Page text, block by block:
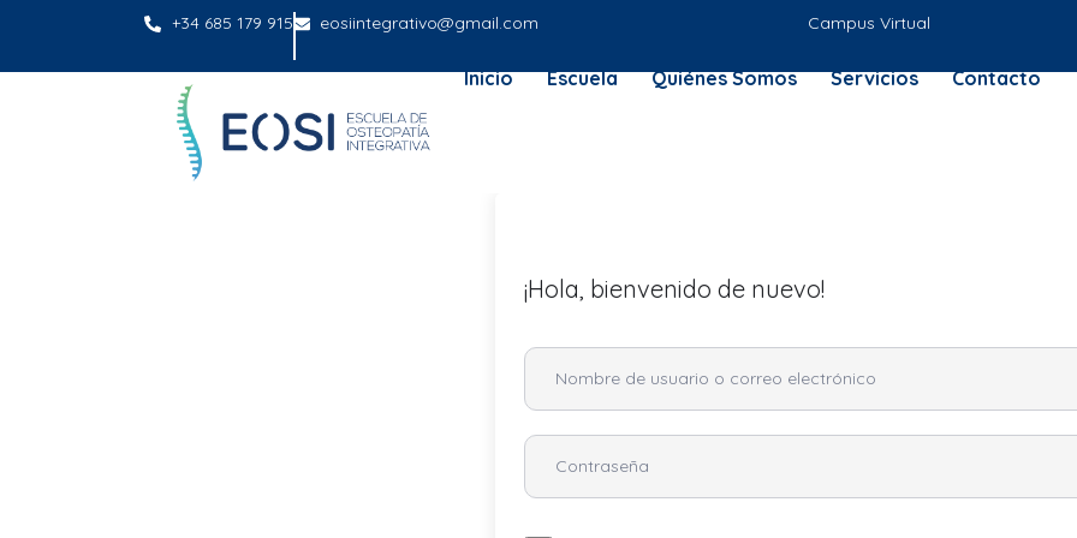
+34 685 179 915 eosiintegrativo@gmail.com Campus Virtual
Inicio Escuela Quiénes Somos Servicios Contacto
¡Hola, bienvenido de nuevo!